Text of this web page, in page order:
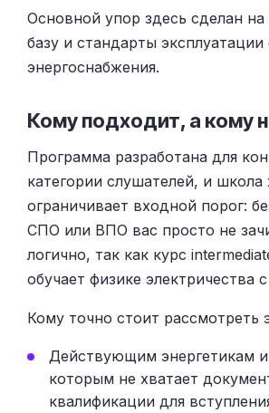
Основной упор здесь сделан
базу и стандарты эксплуатации
энергоснабжения.
Кому подходит, а кому
Программа разработана для
категории слушателей, и школа
ограничивает входной порог:
СПО или ВПО вас просто не
логично, так как курс
обучает физике электричества с
Кому точно стоит рассмотреть
Действующим энергетикам
которым не хватает
квалификации для